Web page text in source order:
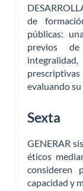
de
públicas:
previos
evaluando
Sexta
GENERAR
éticos
consideren
capacidad y